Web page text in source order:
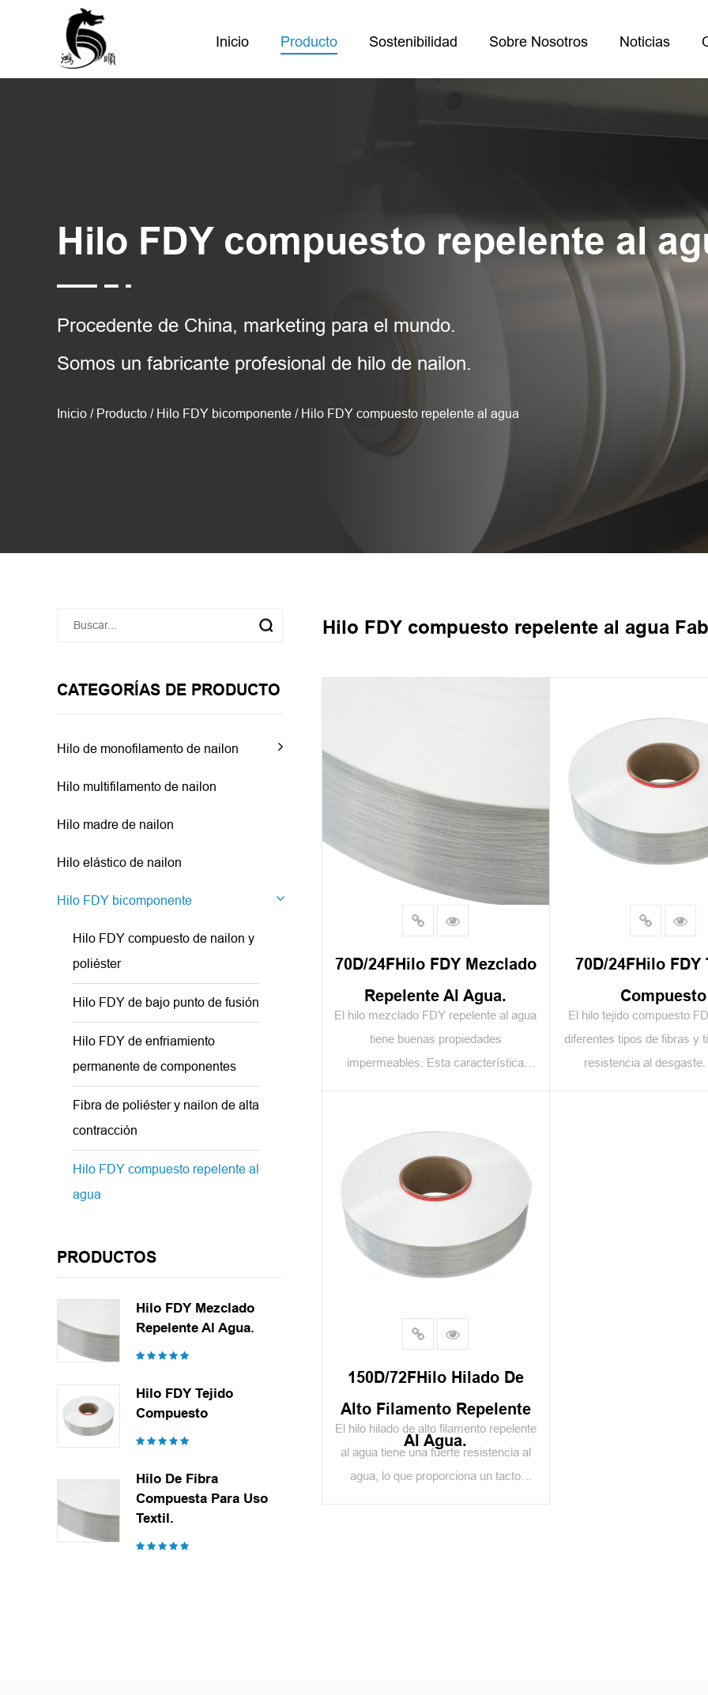
Inicio Producto Sostenibilidad Sobre Nosotros Noticias
Hilo FDY compuesto repelente al
Procedente de China, marketing para el mundo.
Somos un fabricante profesional de hilo de nailon.
Inicio / Producto / Hilo FDY bicomponente / Hilo FDY compuesto repelente al agua
CATEGORÍAS DE PRODUCTO
Hilo de monofilamento de nailon
Hilo multifilamento de nailon
Hilo madre de nailon
Hilo elástico de nailon
Hilo FDY bicomponente
Hilo FDY compuesto de nailon y
poliéster
Hilo FDY de bajo punto de fusión
Hilo FDY de enfriamiento
permanente de componentes
Fibra de poliéster y nailon de alta
contracción
Hilo FDY compuesto repelente al
agua
PRODUCTOS
Hilo FDY Mezclado
Repelente Al Agua.
Hilo FDY Tejido
Compuesto
Hilo De Fibra
Compuesta Para Uso
Textil.
Hilo FDY compuesto repelente al agua
70D/24FHilo FDY Mezclado
Repelente Al Agua.
El hilo mezclado FDY repelente al agua
tiene buenas propiedades
impermeables. Esta característica
ventaja a la hora de fabricar textiles
con altos requisitos de
impermeabilidad, como las mochilas.
Este material es fácil de procesar y se
puede procesar mediante varios
procesos de tejido que se utilizan para
tejer, como tejido por urdimbre, hilera,
70D/24FHilo FDY
Compuesto
El hilo tejido compuesto
diferentes tipos de fibras y
resistencia al desgaste.
150D/72FHilo Hilado De
Alto Filamento Repelente
Al Agua.
El hilo hilado de alto filamento repelente
al agua tiene una fuerte resistencia al
agua, lo que proporciona un tacto